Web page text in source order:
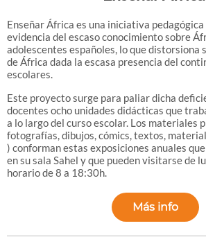
Enseñar África es una iniciativa
evidencia del escaso conocimiento sobre
adolescentes españoles, lo que distorsiona
de África dada la escasa presencia del
escolares.
Este proyecto surge para paliar dicha
docentes ocho unidades didácticas que
a lo largo del curso escolar. Los materiales
fotografías, dibujos, cómics, textos,
) conforman estas exposiciones anuales
en su sala Sahel y que pueden visitarse de
horario de 8 a 18:30h.
Más info